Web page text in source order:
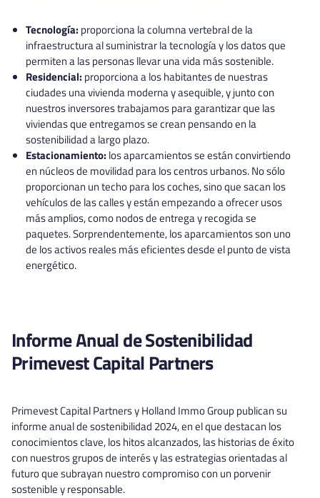
Tecnología: proporciona la columna vertebral de la
infraestructura al suministrar la tecnología y los datos que
permiten a las personas llevar una vida más sostenible.
Residencial: proporciona a los habitantes de nuestras
ciudades una vivienda moderna y asequible, y junto con
nuestros inversores trabajamos para garantizar que las
viviendas que entregamos se crean pensando en la
sostenibilidad a largo plazo.
Estacionamiento: los aparcamientos se están convirtiendo
en núcleos de movilidad para los centros urbanos. No sólo
proporcionan un techo para los coches, sino que sacan los
vehículos de las calles y están empezando a ofrecer usos
más amplios, como nodos de entrega y recogida se
paquetes. Sorprendentemente, los aparcamientos son uno
de los activos reales más eficientes desde el punto de vista
energético.
Informe Anual de Sostenibilidad
Primevest Capital Partners
Primevest Capital Partners y Holland Immo Group publican su
informe anual de sostenibilidad 2024, en el que destacan los
conocimientos clave, los hitos alcanzados, las historias de éxito
con nuestros grupos de interés y las estrategias orientadas al
futuro que subrayan nuestro compromiso con un porvenir
sostenible y responsable.